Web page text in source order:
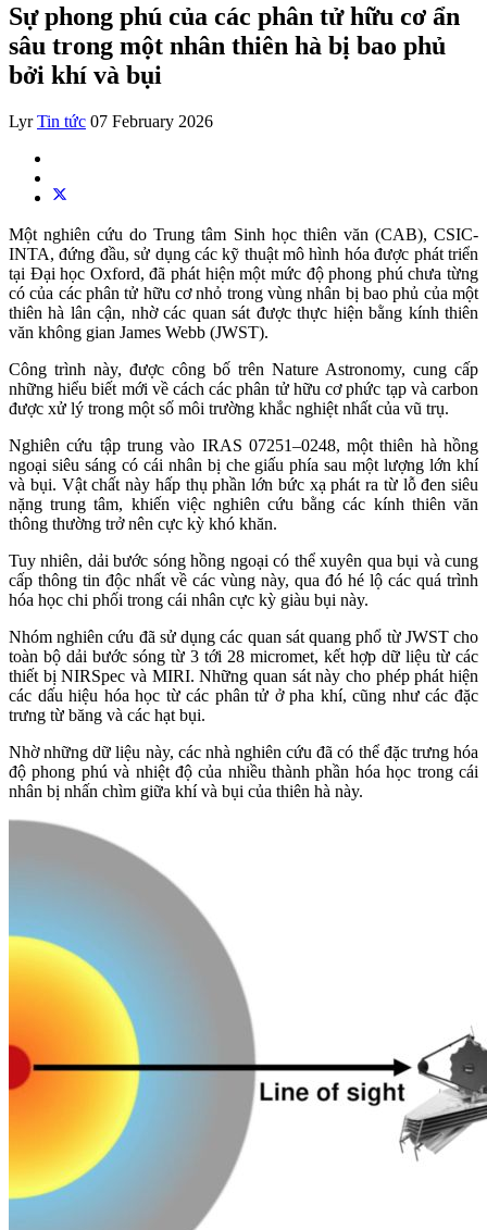
Sự phong phú của các phân tử hữu cơ ẩn
sâu trong một nhân thiên hà bị bao phủ
bởi khí và bụi
Lyr Tin tức 07 February 2026
Một nghiên cứu do Trung tâm Sinh học thiên văn (CAB), CSIC-
INTA, đứng đầu, sử dụng các kỹ thuật mô hình hóa được phát triển
tại Đại học Oxford, đã phát hiện một mức độ phong phú chưa từng
có của các phân tử hữu cơ nhỏ trong vùng nhân bị bao phủ của một
thiên hà lân cận, nhờ các quan sát được thực hiện bằng kính thiên
văn không gian James Webb (JWST).
Công trình này, được công bố trên Nature Astronomy, cung cấp
những hiểu biết mới về cách các phân tử hữu cơ phức tạp và carbon
được xử lý trong một số môi trường khắc nghiệt nhất của vũ trụ.
Nghiên cứu tập trung vào IRAS 07251–0248, một thiên hà hồng
ngoại siêu sáng có cái nhân bị che giấu phía sau một lượng lớn khí
và bụi. Vật chất này hấp thụ phần lớn bức xạ phát ra từ lỗ đen siêu
nặng trung tâm, khiến việc nghiên cứu bằng các kính thiên văn
thông thường trở nên cực kỳ khó khăn.
Tuy nhiên, dải bước sóng hồng ngoại có thể xuyên qua bụi và cung
cấp thông tin độc nhất về các vùng này, qua đó hé lộ các quá trình
hóa học chi phối trong cái nhân cực kỳ giàu bụi này.
Nhóm nghiên cứu đã sử dụng các quan sát quang phổ từ JWST cho
toàn bộ dải bước sóng từ 3 tới 28 micromet, kết hợp dữ liệu từ các
thiết bị NIRSpec và MIRI. Những quan sát này cho phép phát hiện
các dấu hiệu hóa học từ các phân tử ở pha khí, cũng như các đặc
trưng từ băng và các hạt bụi.
Nhờ những dữ liệu này, các nhà nghiên cứu đã có thể đặc trưng hóa
độ phong phú và nhiệt độ của nhiều thành phần hóa học trong cái
nhân bị nhấn chìm giữa khí và bụi của thiên hà này.